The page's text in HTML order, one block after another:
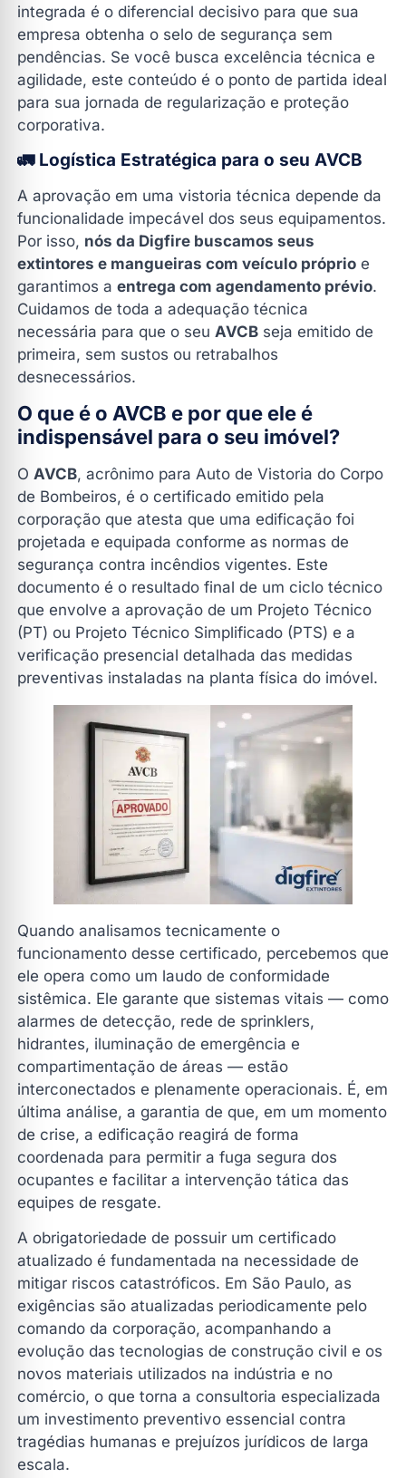
integrada é o diferencial decisivo para que sua
empresa obtenha o selo de segurança sem
pendências. Se você busca excelência técnica e
agilidade, este conteúdo é o ponto de partida ideal
para sua jornada de regularização e proteção
corporativa.
🚛 Logística Estratégica para o seu AVCB
A aprovação em uma vistoria técnica depende da
funcionalidade impecável dos seus equipamentos.
Por isso, nós da Digfire buscamos seus
extintores e mangueiras com veículo próprio e
garantimos a entrega com agendamento prévio.
Cuidamos de toda a adequação técnica
necessária para que o seu AVCB seja emitido de
primeira, sem sustos ou retrabalhos
desnecessários.
O que é o AVCB e por que ele é
indispensável para o seu imóvel?
O AVCB, acrônimo para Auto de Vistoria do Corpo
de Bombeiros, é o certificado emitido pela
corporação que atesta que uma edificação foi
projetada e equipada conforme as normas de
segurança contra incêndios vigentes. Este
documento é o resultado final de um ciclo técnico
que envolve a aprovação de um Projeto Técnico
(PT) ou Projeto Técnico Simplificado (PTS) e a
verificação presencial detalhada das medidas
preventivas instaladas na planta física do imóvel.
Quando analisamos tecnicamente o
funcionamento desse certificado, percebemos que
ele opera como um laudo de conformidade
sistêmica. Ele garante que sistemas vitais — como
alarmes de detecção, rede de sprinklers,
hidrantes, iluminação de emergência e
compartimentação de áreas — estão
interconectados e plenamente operacionais. É, em
última análise, a garantia de que, em um momento
de crise, a edificação reagirá de forma
coordenada para permitir a fuga segura dos
ocupantes e facilitar a intervenção tática das
equipes de resgate.
A obrigatoriedade de possuir um certificado
atualizado é fundamentada na necessidade de
mitigar riscos catastróficos. Em São Paulo, as
exigências são atualizadas periodicamente pelo
comando da corporação, acompanhando a
evolução das tecnologias de construção civil e os
novos materiais utilizados na indústria e no
comércio, o que torna a consultoria especializada
um investimento preventivo essencial contra
tragédias humanas e prejuízos jurídicos de larga
escala.